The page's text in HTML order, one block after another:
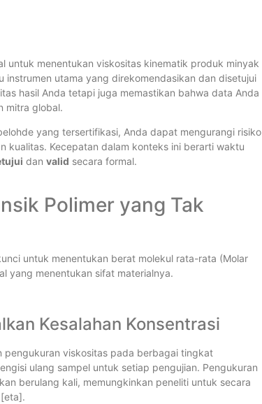
untuk menentukan viskositas kinematik produk minyak
instrumen utama yang direkomendasikan dan disetujui
hasil Anda tetapi juga memastikan bahwa data Anda
mitra global.
yang tersertifikasi, Anda dapat mengurangi risiko
kualitas. Kecepatan dalam konteks ini berarti waktu
dan valid secara formal.
Polimer yang Tak
untuk menentukan berat molekul rata-rata (Molar
yang menentukan sifat materialnya.
Kesalahan Konsentrasi
pengukuran viskositas pada berbagai tingkat
ulang sampel untuk setiap pengujian. Pengukuran
berulang kali, memungkinkan peneliti untuk secara
[eta] .